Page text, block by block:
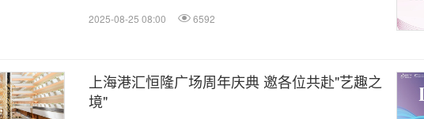
2025-08-25 08:00 6592
上海港汇恒隆广场周年庆典 邀各位共赴"艺趣之
境"